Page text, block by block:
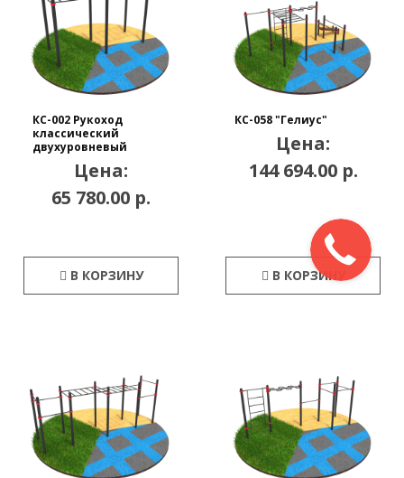
КС-002 Рукоход
классический
двухуровневый
Цена:
65 780.00 р.
В КОРЗИНУ
КС-058 "Гелиус"
Цена:
144 694.00 р.
В КОРЗИНУ